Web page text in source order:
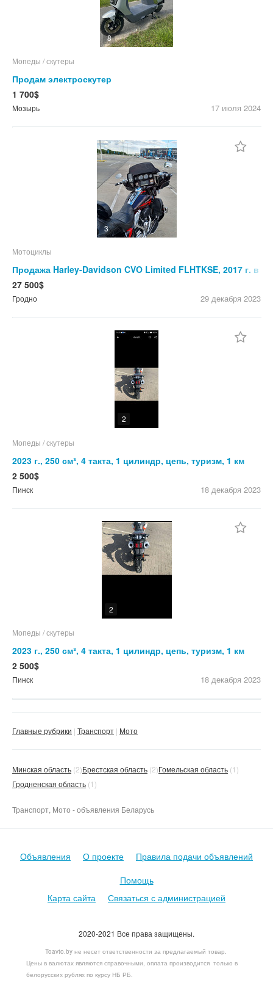
8
Мопеды / скутеры
Продам электроскутер
1 700$
Мозырь 17 июля 2024
3
Мотоциклы
Продажа Harley-Davidson CVO Limited FLHTKSE, 2017 г. в
Гродно
27 500$
Гродно 29 декабря 2023
2
Мопеды / скутеры
2023 г., 250 см³, 4 такта, 1 цилиндр, цепь, туризм, 1 км
Описание Действует предзаказ по акционной ц
2 500$
Пинск 18 декабря 2023
2
Мопеды / скутеры
2023 г., 250 см³, 4 такта, 1 цилиндр, цепь, туризм, 1 км
Описание Действует предзаказ по акционной ц
2 500$
Пинск 18 декабря 2023
Главные рубрики Транспорт Мото
Минская область (2)Брестская область (2)Гомельская область (1)
Гродненская область (1)
Транспорт, Мото - объявления Беларусь
2020-2021 Все права защищены.
Toavto.by не несет ответственности за предлагаемый товар.
Цены в валютах являются справочными, оплата производится только в
белорусских рублях по курсу НБ РБ.
Объявления О проекте
Правила подачи объявлений
Помощь
Карта сайта
Связаться с администрацией